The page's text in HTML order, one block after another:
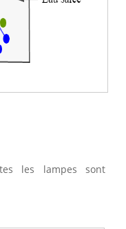
les lampes sont